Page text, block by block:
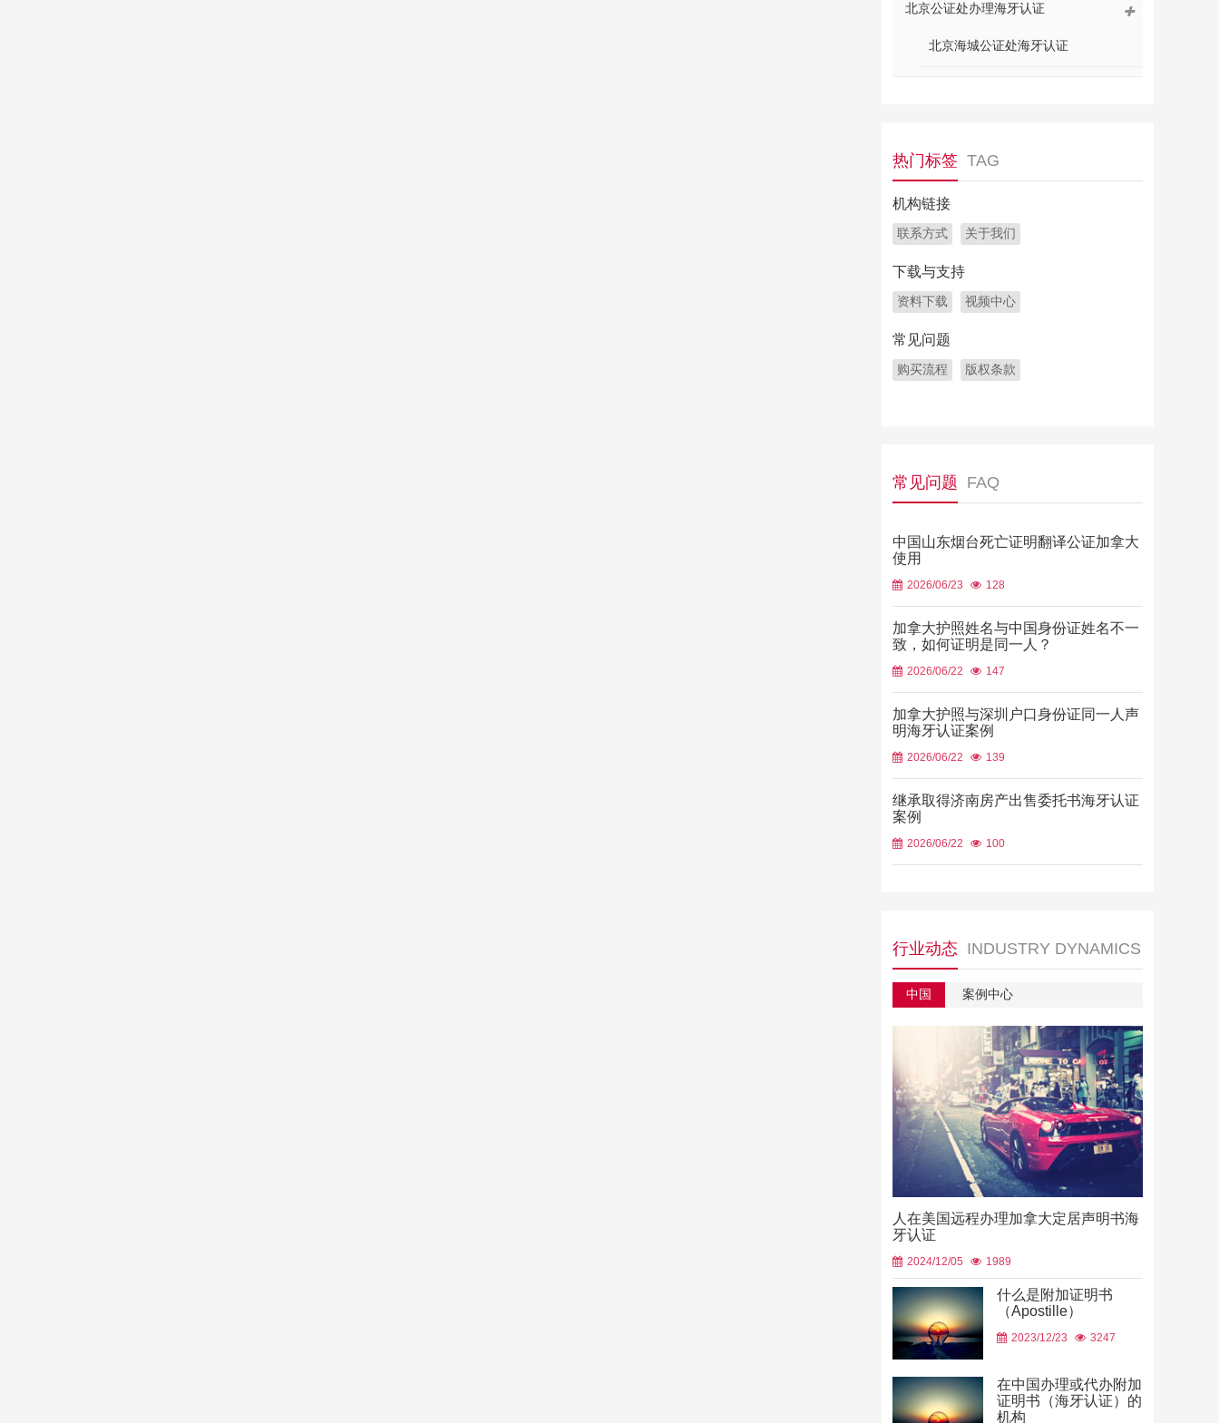
北京公证处办理海牙认证
北京海城公证处海牙认证
热门标签 TAG
机构链接
联系方式 关于我们
下载与支持
资料下载 视频中心
常见问题
购买流程 版权条款
常见问题 FAQ
中国山东烟台死亡证明翻译公证加拿大
使用
2026/06/23 128
加拿大护照姓名与中国身份证姓名不一
致，如何证明是同一人？
2026/06/22 147
加拿大护照与深圳户口身份证同一人声
明海牙认证案例
2026/06/22 139
继承取得济南房产出售委托书海牙认证
案例
2026/06/22 100
行业动态 INDUSTRY DYNAMICS
中国 案例中心
人在美国远程办理加拿大定居声明书海
牙认证
2024/12/05 1989
什么是附加证明书
（Apostille）
2023/12/23 3247
在中国办理或代办附加
证明书（海牙认证）的
机构